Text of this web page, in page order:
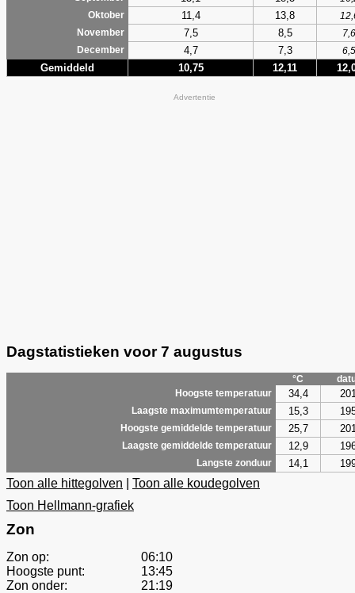
Oktober
11,4 13,8
November
7,5 8,5
7,6
December
4,7 7,3 6,5
Gemiddeld 10,75 12,11
Advertentie
Dagstatistieken voor 7 augustus
°C
Hoogste temperatuur
34,4
Laagste maximumtemperatuur 15,3
Hoogste gemiddelde temperatuur 25,7
Laagste gemiddelde temperatuur 12,9
Langste zonduur 14,1
Toon alle hittegolven
Toon alle koudegolven
Toon Hellmann-grafiek
Zon
Zon op:
06:10
Hoogste punt:
13:45
Zon onder:
21:19